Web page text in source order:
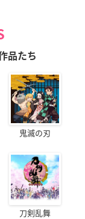
品たち
鬼滅の刃
刀剣乱舞